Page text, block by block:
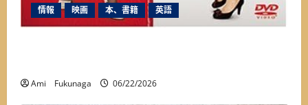
情報 映画 本、書籍 英語
Ami Fukunaga 06/22/2026